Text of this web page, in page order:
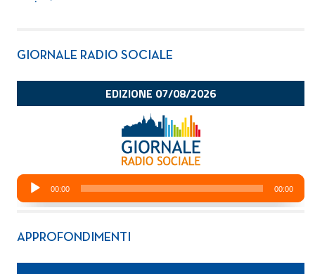
GIORNALE RADIO SOCIALE
APPROFONDIMENTI